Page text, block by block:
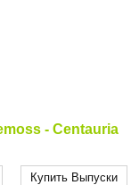
- Centauria
Купить Выпуски